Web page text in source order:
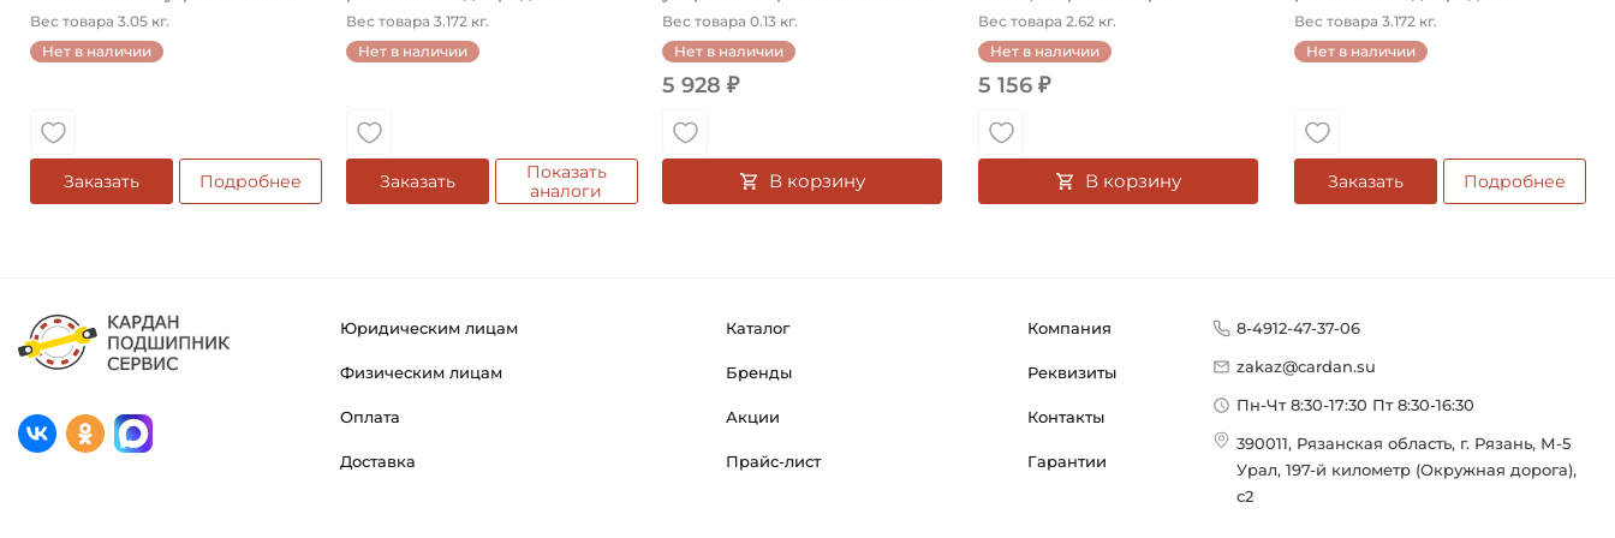
Вес товара 3.05 кг.
Нет в наличии
Заказать Подробнее
конический ...
Вес товара 3.172 кг.
Нет в наличии
Заказать
Показать
аналоги
Вес товара 0.13 кг.
Нет в наличии
5 928 ₽
В корзину
Вес товара 2.62 кг.
Нет в наличии
5 156 ₽
В корзину
конический на ...
Вес товара 3.172 кг.
Нет в наличии
Заказать Подробнее
Юридическим лицам
Физическим лицам
Оплата
Доставка
Каталог
Бренды
Акции
Прайс-лист
Компания
Реквизиты
Контакты
Гарантии
8-4912-47-37-06
zakaz@cardan.su
Пн-Чт 8:30-17:30 Пт 8:30-16:30
390011, Рязанская область, г. Рязань, М-5
Урал, 197-й километр (Окружная дорога),
с2